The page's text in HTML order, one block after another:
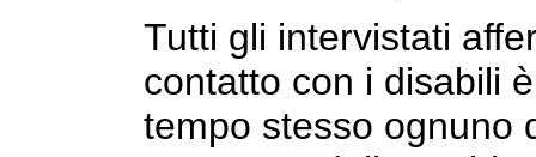
Tutti gli intervistati
contatto con i disabili
tempo stesso ognuno